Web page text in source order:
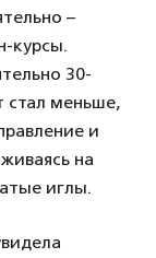
–
курсы.
30-
стал меньше,
и
на
иглы.